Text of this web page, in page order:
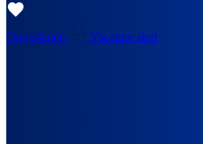
Opgeslagen Vacature alert